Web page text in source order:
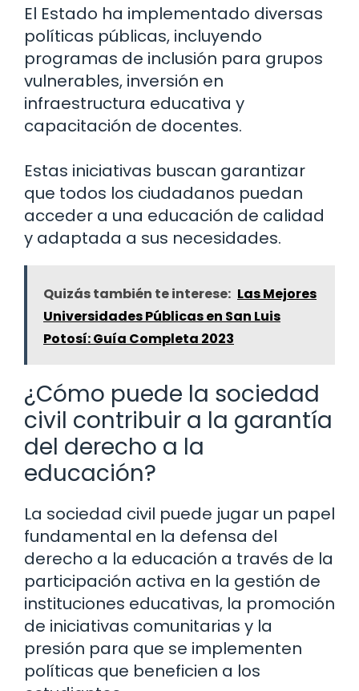
El Estado ha implementado diversas
políticas públicas, incluyendo
programas de inclusión para grupos
vulnerables, inversión en
infraestructura educativa y
capacitación de docentes.
Estas iniciativas buscan garantizar
que todos los ciudadanos puedan
acceder a una educación de calidad
y adaptada a sus necesidades.
Quizás también te interese: Las Mejores
Universidades Públicas en San Luis
Potosí: Guía Completa 2023
¿Cómo puede la sociedad
civil contribuir a la garantía
del derecho a la
educación?
La sociedad civil puede jugar un papel
fundamental en la defensa del
derecho a la educación a través de la
participación activa en la gestión de
instituciones educativas, la promoción
de iniciativas comunitarias y la
presión para que se implementen
políticas que beneficien a los